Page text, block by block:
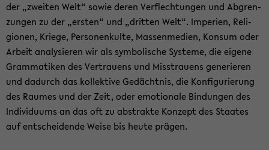
der „zwei­ten Welt“ sowie deren Ver­flech­tun­gen und Ab­gren­
zun­gen zu der „ers­ten“ und „drit­ten Welt“. Im­pe­ri­en, Re­li­
gio­nen, Krie­ge, Per­so­nen­kul­te, Mas­sen­me­di­en, Kon­sum oder
Ar­beit ana­ly­sie­ren wir als sym­bo­li­sche Sys­te­me, die ei­ge­ne
Gram­ma­ti­ken des Ver­trau­ens und Miss­trau­ens ge­ne­rie­ren
und da­durch das kol­lek­ti­ve Ge­dächt­nis, die Kon­fi­gu­rie­rung
des Rau­mes und der Zeit, oder emo­tio­na­le Bin­dun­gen des
In­di­vi­du­ums an das oft zu abs­trak­te Kon­zept des Staa­tes
auf ent­schei­den­de Weise bis heute prä­gen.